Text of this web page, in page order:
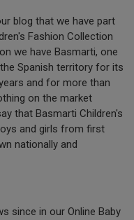
blog that we have part
Fashion Collection
we have Basmarti, one
Spanish territory for its
and for more than
on the market
that Basmarti Children's
and girls from first
nationally and
since in our Online Baby